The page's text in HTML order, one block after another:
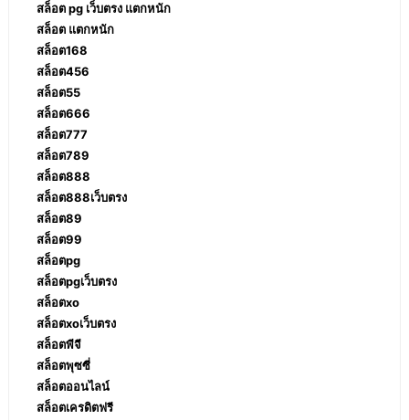
สล็อต pg เว็บตรง แตกหนัก
สล็อต แตกหนัก
สล็อต168
สล็อต456
สล็อต55
สล็อต666
สล็อต777
สล็อต789
สล็อต888
สล็อต888เว็บตรง
สล็อต89
สล็อต99
สล็อตpg
สล็อตpgเว็บตรง
สล็อตxo
สล็อตxoเว็บตรง
สล็อตพีจี
สล็อตพุซซี่
สล็อตออนไลน์
สล็อตเครดิตฟรี